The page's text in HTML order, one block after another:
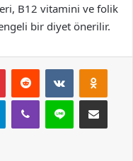
B12 vitamini ve folik
bir diyet önerilir.
PinterestReddit VKontakte
TelegramViber Line E-Posta ile